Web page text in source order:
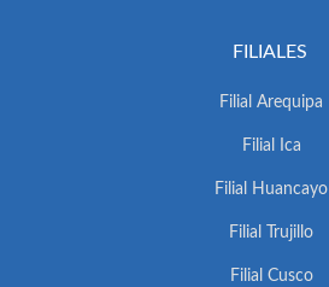
FILIALES
Filial Arequipa
Filial Ica
Filial Huancayo
Filial Trujillo
Filial Cusco